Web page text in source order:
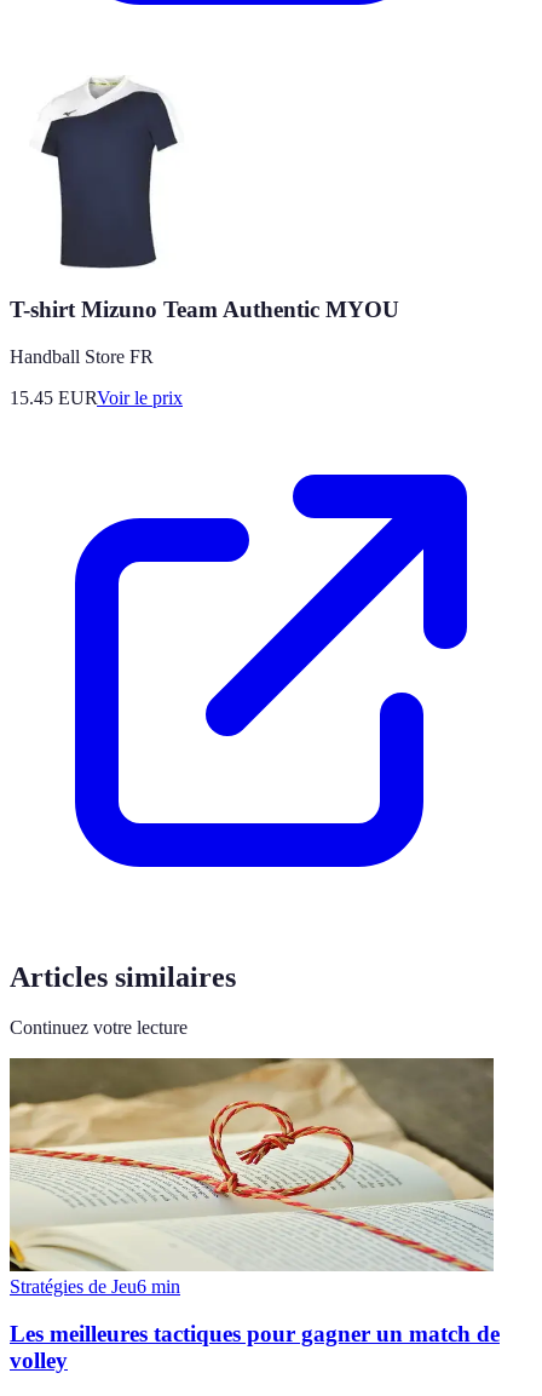
T-shirt Mizuno Team Authentic MYOU
Handball Store FR
15.45 EURVoir le prix
Articles similaires
Continuez votre lecture
Stratégies de Jeu6 min
Les meilleures tactiques pour gagner un match de
volley